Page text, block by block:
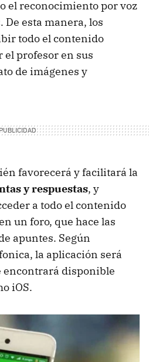
el reconocimiento por voz
esta manera, los
todo el contenido
el profesor en sus
de imágenes y
favorecerá y facilitará la
y respuestas, y
a todo el contenido
un foro, que hace las
apuntes. Según
la aplicación será
encontrará disponible
iOS.